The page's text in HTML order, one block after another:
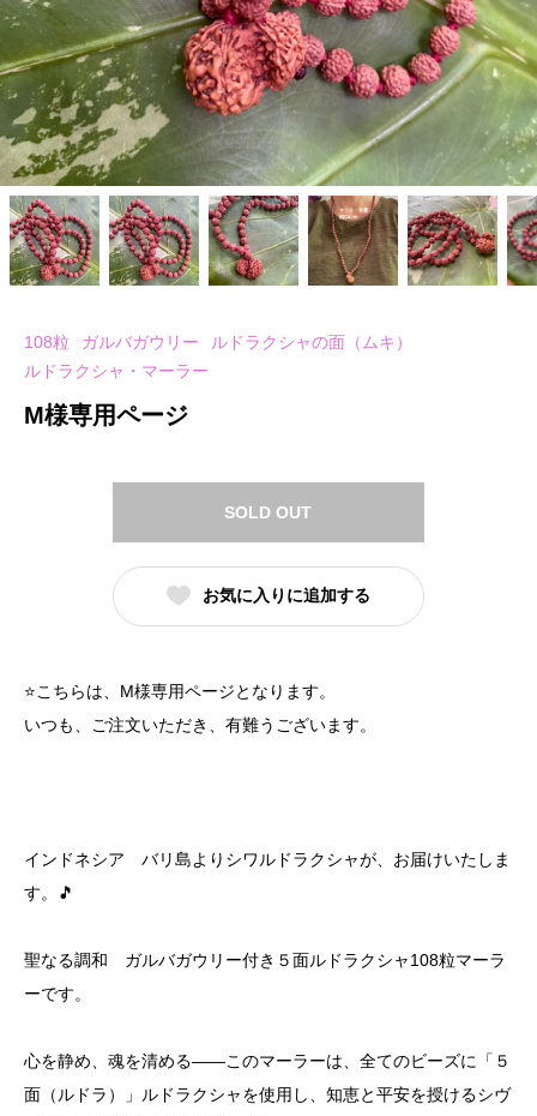
108粒 ガルバガウリー
ルドラクシャの面（ムキ）
ルドラクシャ・マーラー
M様専用ページ
SOLD OUT
お気に入りに追加する
⭐️こちらは、M様専用ページとなります。
いつも、ご注文いただき、有難うございます。
インドネシア バリ島よりシワルドラクシャが、お届けいたしま
す。🎵
聖なる調和 ガルバガウリー付き５面ルドラクシャ108粒マーラ
ーです。
心を静め、魂を清める——このマーラーは、全てのビーズに「５
面（ルドラ）」ルドラクシャを使用し、知恵と平安を授けるシヴ